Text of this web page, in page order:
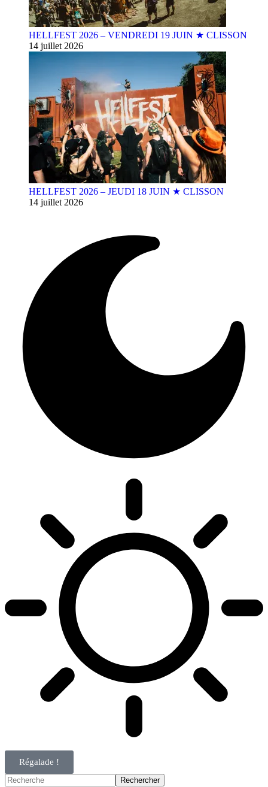
HELLFEST 2026 – VENDREDI 19 JUIN ★ CLISSON
14 juillet 2026
HELLFEST 2026 – JEUDI 18 JUIN ★ CLISSON
14 juillet 2026
Régalade !